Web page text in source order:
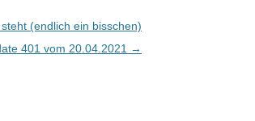
(endlich ein bisschen)
401 vom 20.04.2021 →